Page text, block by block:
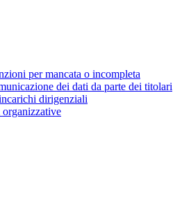
per mancata o incompleta
dei dati da parte dei titolari
dirigenziali